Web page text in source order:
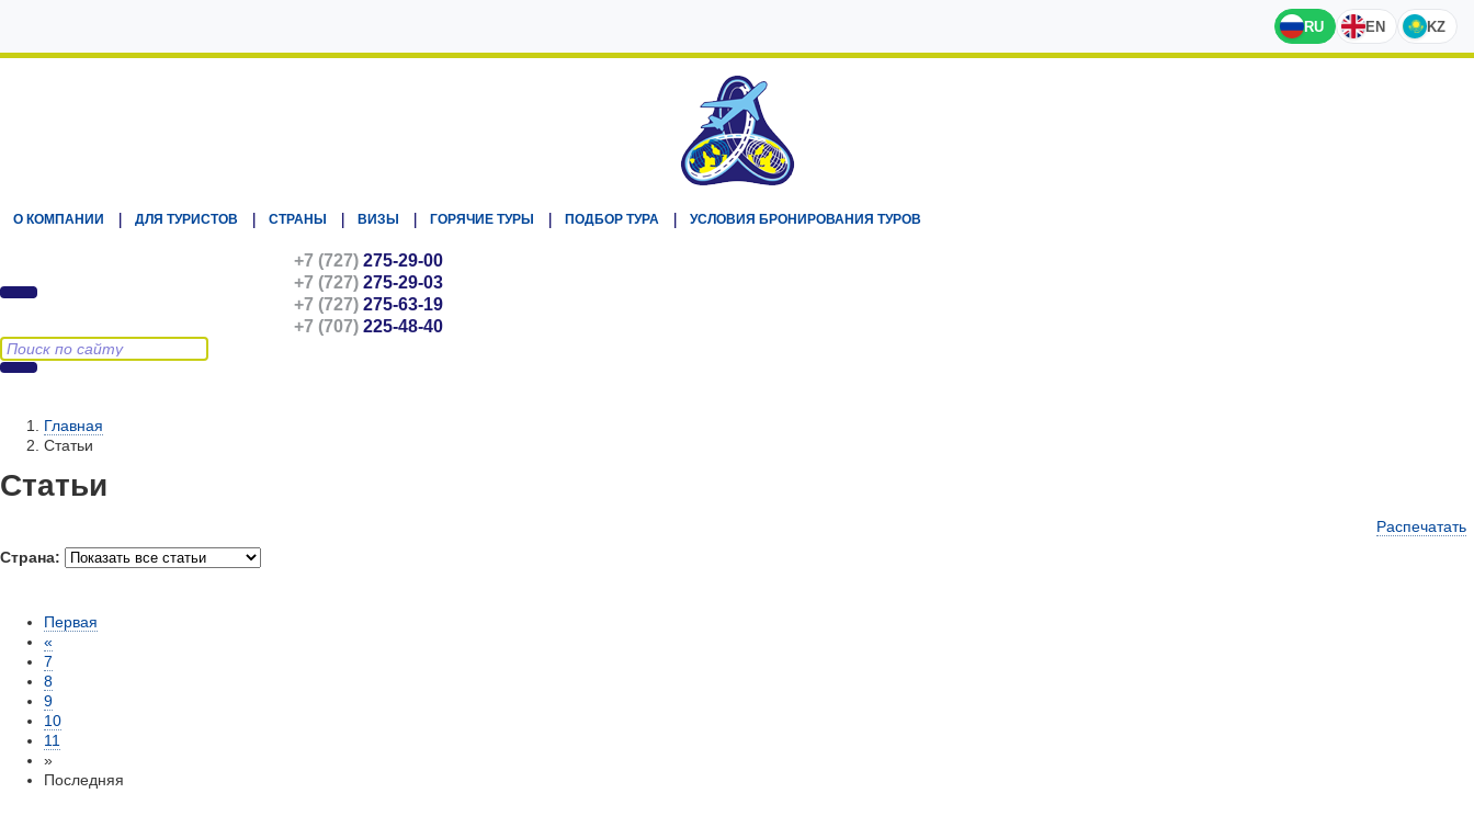
RU EN KZ
О КОМПАНИИ ДЛЯ ТУРИСТОВ СТРАНЫ ВИЗЫ ГОРЯЧИЕ ТУРЫ ПОДБОР ТУРА УСЛОВИЯ БРОНИРОВАНИЯ ТУРОВ
+7 (727) 275-29-00
+7 (727) 275-29-03
+7 (727) 275-63-19
+7 (707) 225-48-40
Главная
Статьи
Статьи
Распечатать
Страна:
Первая
«
7
8
9
10
11
»
Последняя